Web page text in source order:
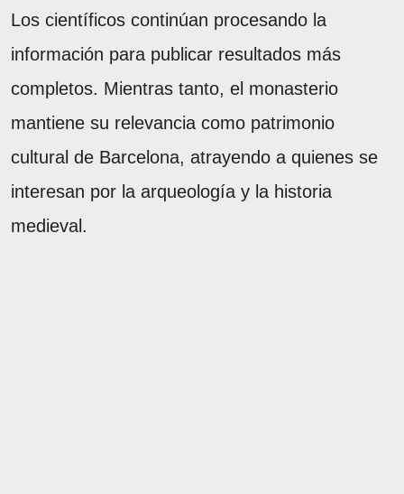
Los científicos continúan procesando la
información para publicar resultados más
completos. Mientras tanto, el monasterio
mantiene su relevancia como patrimonio
cultural de Barcelona, atrayendo a quienes se
interesan por la arqueología y la historia
medieval.